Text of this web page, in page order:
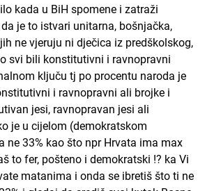
kada u BiH spomene i zatraži
je to istvari unitarna, bošnjačka,
ne vjeruju ni dječica iz predškolskog,
svi bili konstitutivni i ravnopravni
ključu tj po procentu naroda je
i ravnopravni ali brojke i
jesi, ravnopravan jesi ali
je u cijelom (demokratskom
33% kao što npr Hrvata ima max
to fer, pošteno i demokratski !? ka Vi
matanima i onda se ibretiš što ti ne